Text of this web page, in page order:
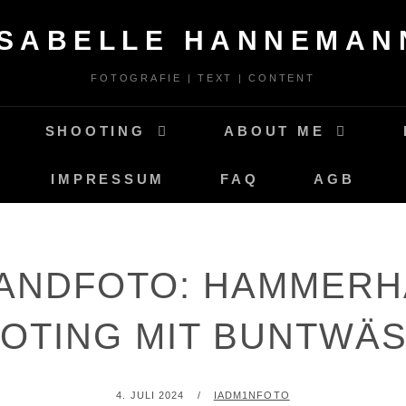
FOTOGRAFIE | TEXT | CONTENT
SHOOTING ABOUT ME
IMPRESSUM FAQ AGB
MIT
POSTED
4. JULI 2024 BY
IADM1NFOTO